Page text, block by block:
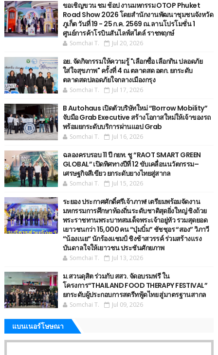
ขอเชิญขวน ชม ช้อป งานมหกรรม OTOP Phuket
Road Show 2026 โดยสำนักงานพัฒนาชุมชนจังหวัด
ภูเก็ต วันที่ 19 - 25 ก.ค. 2569 ณ.ลานโปรโมชั่น 1
ศูนย์การค้าโรบินสันไลฟ์สไตล์ ราชพฤกษ์
Somchai T. Jul 20, 2026
อย. จัดกิจกรรมให้ความรู้ "เลือกซื้อ เลือกกิน ปลอดภัย
ใส่ใจสุขภาพ" ครั้งที่ 4 ณ ตลาดสด อตก. ยกระดับ
ตลาดสดปลอดภัยใจกลางเมืองกรุง
Somchai T. Jul 17, 2026
B Autohaus เปิดตัวบริษัทใหม่ “Borrow Mobility”
จับมือ Grab Executive สร้างโอกาสใหม่ให้เจ้าของรถ
พร้อมยกระดับบริการผ่านแอป Grab
Somchai T. Jul 16, 2026
ฉลองครบรอบ 11 ปี กยท. ชู “RAOT SMART GREEN
GLOBAL” เปิดทิศทางปีที่ 12 ขับเคลื่อนนวัตกรรม–
เศรษฐกิจสีเขียว ยกระดับยางไทยสู่สากล
Somchai T. Jul 15, 2026
ระยอง ประกาศศักดิ์ศรีเจ้าภาพ! เตรียมพร้อมจัดงาน
มหกรรมการศึกษาท้องถิ่นระดับชาติสุดยิ่งใหญ่ ชิงถ้วย
พระราชทานพระบาทสมเด็จพระเจ้าอยู่หัว รวมสุดยอด
เยาวชนกว่า 15,000 คน “บุ๋มบิ๋ม” ชัชชุอร “สอง” วิภาวี
“น้องเนย“ นักร้องแชมป์ ชิงช้าสวรรค์ ร่วมสร้างแรง
บันดาลใจให้เยาวชน ประชันศักยภาพ
Somchai T. Jul 13, 2026
ม.สวนดุสิต ร่วมกับ สสว. จัดอบรมฟรี ใน
โครงการ“THAILAND FOOD THERAPY FESTIVAL”
ยกระดับผู้ประกอบการสตรีทฟู้ดไทย สู่มาตรฐานสากล
Somchai T. Jul 09, 2026
แบนเนอร์โษษณา